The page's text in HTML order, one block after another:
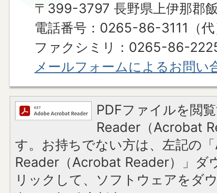
〒399-3797 長野県上伊那郡
電話番号：0265-86-3111（
ファクシミリ：0265-86-
メールフォームによるお問い
PDFファイルを閲
Reader（Acrobat
す。お持ちでない方は、左記の
Reader（Acrobat Reader）」ダ
リックして、ソフトウェアをダ